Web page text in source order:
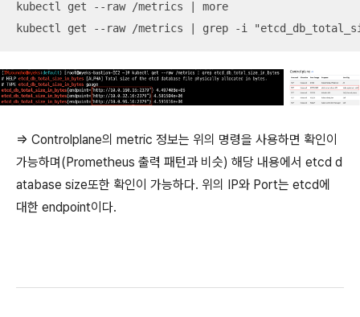
kubectl get --raw /metrics | more
kubectl get --raw /metrics | grep -i
=> Controlplane의 metric 정보는 위의 명령을 사용하면 확인이
가능하며(Prometheus 출력 패턴과 비슷) 해당 내용에서 etcd d
atabase size또한 확인이 가능하다. 위의 IP와 Port는 etcd에
대한 endpoint이다.